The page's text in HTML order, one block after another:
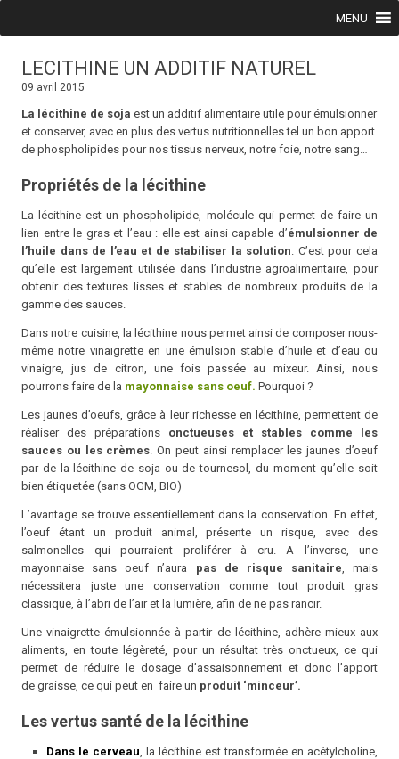
MENU
LECITHINE UN ADDITIF NATUREL
09 avril 2015
La lécithine de soja est un additif alimentaire utile pour émulsionner
et conserver, avec en plus des vertus nutritionnelles tel un bon apport
de phospholipides pour nos tissus nerveux, notre foie, notre sang…
Propriétés de la lécithine
La lécithine est un phospholipide, molécule qui permet de faire un
lien entre le gras et l’eau : elle est ainsi capable d’émulsionner de
l’huile dans de l’eau et de stabiliser la solution. C’est pour cela
qu’elle est largement utilisée dans l’industrie agroalimentaire, pour
obtenir des textures lisses et stables de nombreux produits de la
gamme des sauces.
Dans notre cuisine, la lécithine nous permet ainsi de composer nous-
même notre vinaigrette en une émulsion stable d’huile et d’eau ou
vinaigre, jus de citron, une fois passée au mixeur. Ainsi, nous
pourrons faire de la mayonnaise sans oeuf. Pourquoi ?
Les jaunes d’oeufs, grâce à leur richesse en lécithine, permettent de
réaliser des préparations onctueuses et stables comme les
sauces ou les crèmes. On peut ainsi remplacer les jaunes d’oeuf
par de la lécithine de soja ou de tournesol, du moment qu’elle soit
bien étiquetée (sans OGM, BIO)
L’avantage se trouve essentiellement dans la conservation. En effet,
l’oeuf étant un produit animal, présente un risque, avec des
salmonelles qui pourraient proliférer à cru. A l’inverse, une
mayonnaise sans oeuf n’aura pas de risque sanitaire, mais
nécessitera juste une conservation comme tout produit gras
classique, à l’abri de l’air et la lumière, afin de ne pas rancir.
Une vinaigrette émulsionnée à partir de lécithine, adhère mieux aux
aliments, en toute légèreté, pour un résultat très onctueux, ce qui
permet de réduire le dosage d’assaisonnement et donc l’apport
de graisse, ce qui peut en faire un produit ‘minceur’.
Les vertus santé de la lécithine
Dans le cerveau, la lécithine est transformée en acétylcholine,